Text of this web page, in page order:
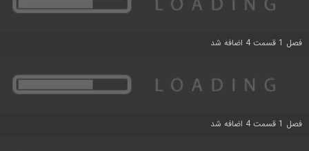
فصل 1 قسمت 4 اضافه شد
فصل 1 قسمت 4 اضافه شد